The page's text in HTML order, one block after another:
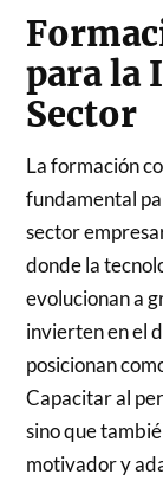
para la
Sector
La formación
fundamental
sector
donde la
evolucionan a
invierten en el
posicionan
Capacitar al
sino que
motivador y